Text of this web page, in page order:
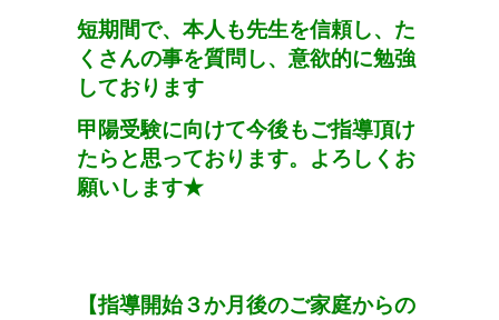
短期間で、本人も先生を信頼し、た
くさんの事を質問し、意欲的に勉強
しております
甲陽受験に向けて今後もご指導頂け
たらと思っております。よろしくお
願いします★
【指導開始３か月後のご家庭からの